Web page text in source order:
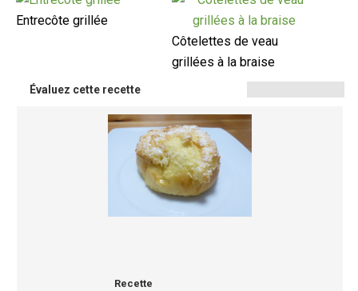
Entrecôte grillée
Côtelettes de veau
grillées à la braise
Évaluez cette recette
Recette